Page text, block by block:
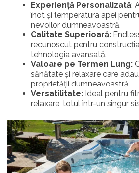
Experiență Personalizată:
înot și temperatura apei
nevoilor dumneavoastră.
Calitate Superioară:
recunoscut pentru
tehnologia avansată.
Valoare pe Termen Lung:
sănătate și relaxare care
proprietății dumneavoastră.
Versatilitate: Ideal pentru
relaxare, totul într-un singur